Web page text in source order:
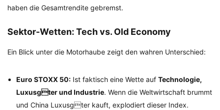
haben die Gesamtrendite gebremst.
Sektor-Wetten: Tech vs. Old Economy
Ein Blick unter die Motorhaube zeigt den wahren Unterschied:
Euro STOXX 50: Ist faktisch eine Wette auf Technologie,
Luxusgter und Industrie. Wenn die Weltwirtschaft brummt
und China Luxusgter kauft, explodiert dieser Index.